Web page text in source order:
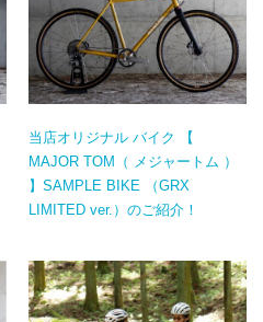
当店オリジナル バイク 【
MAJOR TOM（ メジャートム ）
】SAMPLE BIKE （GRX
LIMITED ver.）のご紹介！